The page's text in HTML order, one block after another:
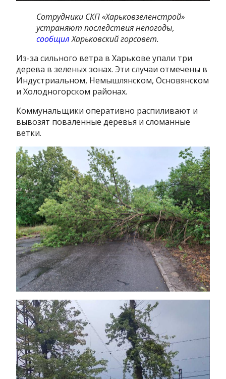
Сотрудники СКП «Харьковзеленстрой»
устраняют последствия непогоды,
сообщилХарьковский горсовет.
Из-за сильного ветра в Харькове упали три
дерева в зеленых зонах. Эти случаи отмечены в
Индустриальном, Немышлянском, Основянском
и Холодногорском районах.
Коммунальщики оперативно распиливают и
вывозят поваленные деревья и сломанные
ветки.